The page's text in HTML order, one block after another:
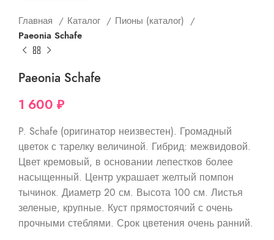
Главная Каталог
Пионы (каталог)
Paeonia Schafe
Paeonia Schafe
1 600 ₽
P. Schafe (оригинатор неизвестен). Громадный
цветок с тарелку величиной. Гибрид: межвидовой.
Цвет кремовый, в основании лепестков более
насыщенный. Центр украшает желтый помпон
тычинок. Диаметр 20 см. Высота 100 см. Листья
зеленые, крупные. Куст прямостоячий с очень
прочными стеблями. Срок цветения очень ранний.